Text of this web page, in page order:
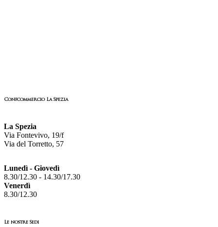
Confcommercio La Spezia
La Spezia
Via Fontevivo, 19/f
Via del Torretto, 57
Lunedì - Giovedì
8.30/12.30 - 14.30/17.30
Venerdì
8.30/12.30
Le nostre Sedi